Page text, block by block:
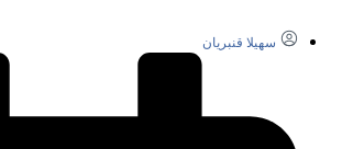
سهیلا قنبریان